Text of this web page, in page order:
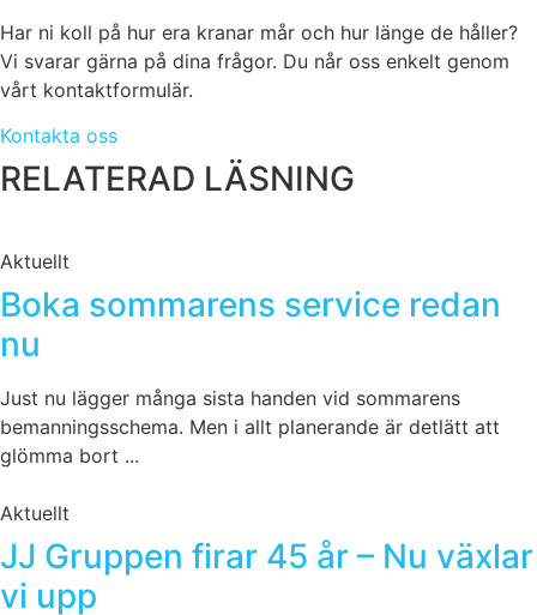
Har ni koll på hur era kranar mår och hur länge de håller?
Vi svarar gärna på dina frågor. Du når oss enkelt genom
vårt kontaktformulär.
Kontakta oss
RELATERAD LÄSNING
Aktuellt
Boka sommarens service redan
nu
Just nu lägger många sista handen vid sommarens
bemanningsschema. Men i allt planerande är detlätt att
glömma bort ...
Aktuellt
JJ Gruppen firar 45 år – Nu växlar
vi upp